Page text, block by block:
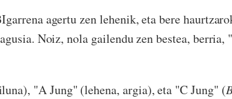
agertu zen lehenik, eta bere
Noiz, nola gailendu zen bestea, berria,
"A Jung" (lehena, argia), eta "C Jung" (